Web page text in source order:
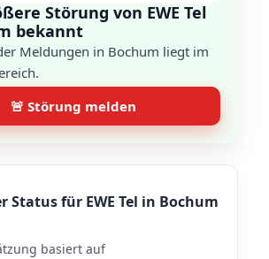
Störung von EWE Tel
bekannt
Meldungen in Bochum liegt im
🚨 Störung melden
Status für EWE Tel in Bochum
basiert auf